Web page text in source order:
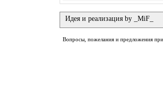
Идея и реализация by _MiF_
Вопросы, пожелания и предложения